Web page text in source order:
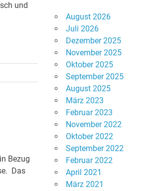
und
Bezug
Das
August 2026
Juli 2026
Dezember 2025
November 2025
Oktober 2025
September 2025
August 2025
März 2023
Februar 2023
November 2022
Oktober 2022
September 2022
Februar 2022
April 2021
März 2021